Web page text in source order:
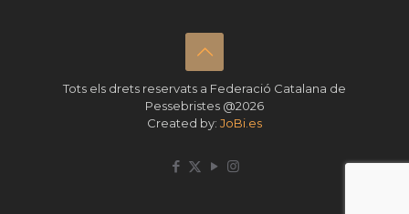
Tots els drets reservats a Federació Catalana de
Pessebristes @2026
Created by: JoBi.es